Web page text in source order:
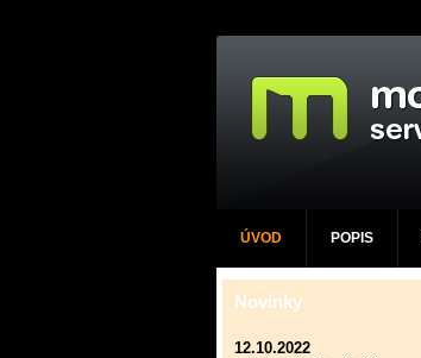
ÚVOD POPIS
Novinky
12.10.2022